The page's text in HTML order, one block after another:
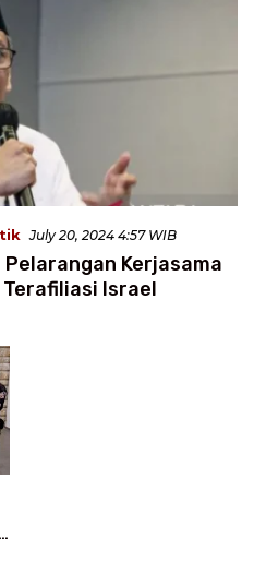
July 20, 2024 4:57 WIB
Kerjasama
Terafiliasi Israel